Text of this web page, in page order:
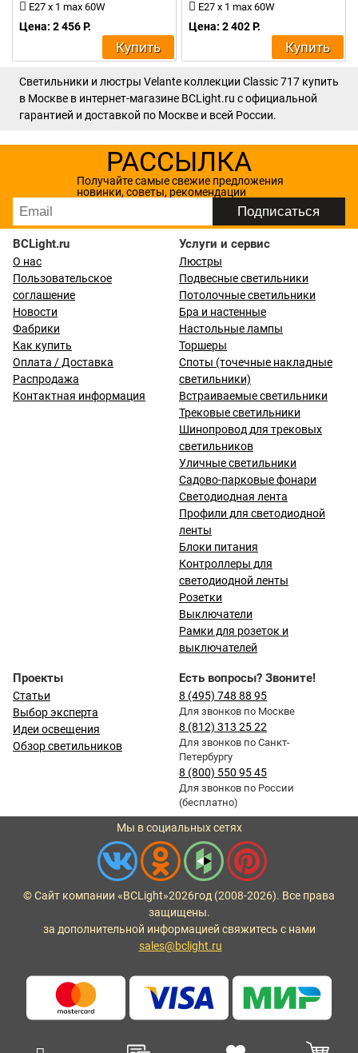
E27 x 1 max 60W
Цена: 2 456 Р.
Купить
E27 x 1 max 60W
Цена: 2 402 Р.
Купить
Светильники и люстры Velante коллекции Classic 717 купить
в Москве в интернет-магазине BCLight.ru с официальной
гарантией и доставкой по Москве и всей России.
РАССЫЛКА
Получайте самые свежие предложения
новинки, советы, рекомендации
BCLight.ru
О нас
Пользовательское
соглашение
Новости
Фабрики
Как купить
Оплата / Доставка
Распродажа
Контактная информация
Услуги и сервис
Люстры
Подвесные светильники
Потолочные светильники
Бра и настенные
Настольные лампы
Торшеры
Споты (точечные накладные
светильники)
Встраиваемые светильники
Трековые светильники
Шинопровод для трековых
светильников
Уличные светильники
Садово-парковые фонари
Светодиодная лента
Профили для светодиодной
ленты
Блоки питания
Контроллеры для
светодиодной ленты
Розетки
Выключатели
Рамки для розеток и
выключателей
Проекты
Статьи
Выбор эксперта
Идеи освещения
Обзор светильников
Есть вопросы? Звоните!
8 (495) 748 88 95
Для звонков по Москве
8 (812) 313 25 22
Для звонков по Санкт-
Петербургу
8 (800) 550 95 45
Для звонков по России
(бесплатно)
Мы в социальных сетях
© Сайт компании «BCLight»2026год (2008-2026). Все права
защищены.
за дополнительной информацией свяжитесь с нами
sales@bclight.ru